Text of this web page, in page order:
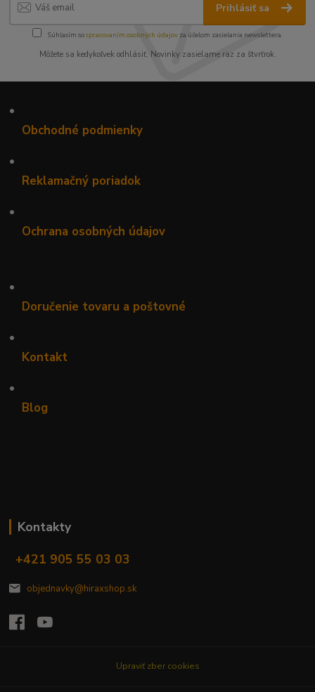
Prihlásiť sa
Súhlasím sospracovaním osobných údajov za účelom zasielania newslettera.
Môžete sa kedykoľvek odhlásiť. Novinky zasielame raz za štvrťrok.
•
Obchodné podmienky
•
Reklamačný poriadok
•
Ochrana osobných údajov
•
Doručenie tovaru a poštovné
•
Kontakt
•
Blog
Kontakty
+421 905 55 03 03
objednavky@hiraxshop.sk
Upraviť zber cookies